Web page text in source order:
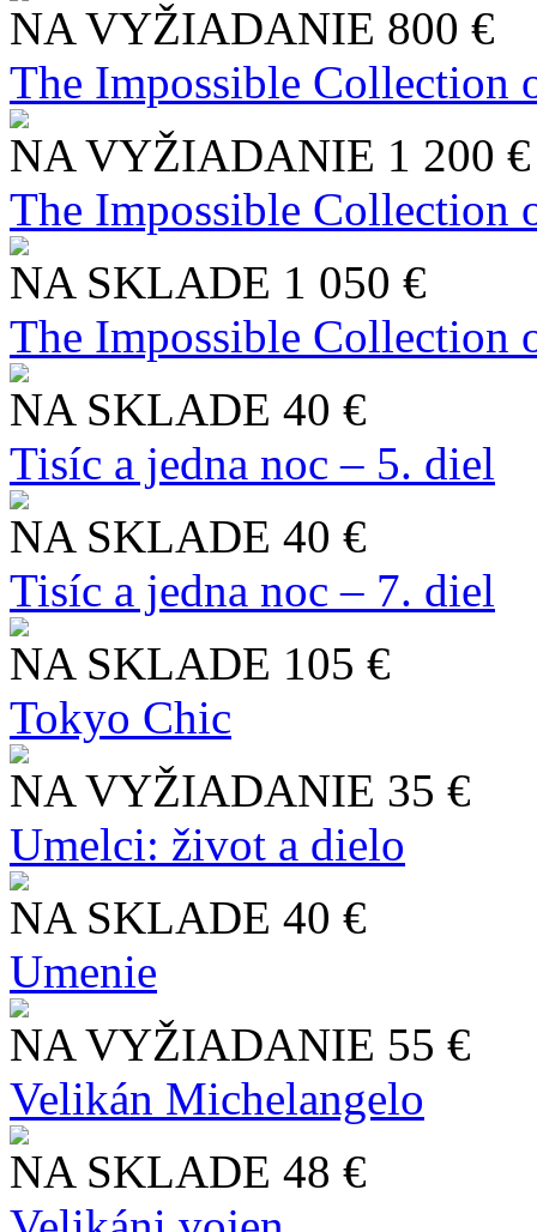
NA VYŽIADANIE 800 €
The Impossible Collection
NA VYŽIADANIE 1 200 €
The Impossible Collection
NA SKLADE 1 050 €
The Impossible Collection
NA SKLADE 40 €
Tisíc a jedna noc – 5. diel
NA SKLADE 40 €
Tisíc a jedna noc – 7. diel
NA SKLADE 105 €
Tokyo Chic
NA VYŽIADANIE 35 €
Umelci: život a dielo
NA SKLADE 40 €
Umenie
NA VYŽIADANIE 55 €
Velikán Michelangelo
NA SKLADE 48 €